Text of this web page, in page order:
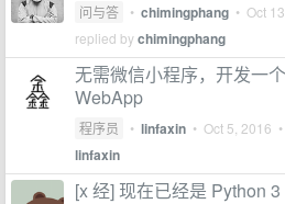
问与答 • chimingphang • Oct
replied bychimingphang
无需微信小程序，开发一
WebApp
程序员 • linfaxin • Oct 5, 2016
linfaxin
[x 经] 现在已经是 Python 3